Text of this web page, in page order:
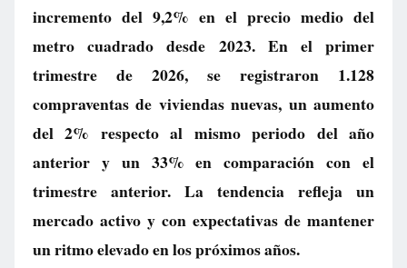
incremento del 9,2% en el precio medio del
metro cuadrado desde 2023. En el primer
trimestre de 2026, se registraron 1.128
compraventas de viviendas nuevas, un aumento
del 2% respecto al mismo periodo del año
anterior y un 33% en comparación con el
trimestre anterior. La tendencia refleja un
mercado activo y con expectativas de mantener
un ritmo elevado en los próximos años.